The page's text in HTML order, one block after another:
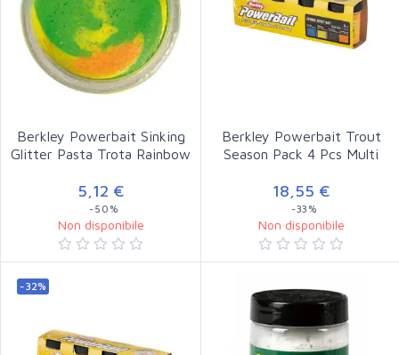
Berkley Powerbait Sinking
Glitter Pasta Trota Rainbow
5,12 €
-50%
Non disponibile
Berkley Powerbait Trout
Season Pack 4 Pcs Multi
18,55 €
-33%
Non disponibile
-32%